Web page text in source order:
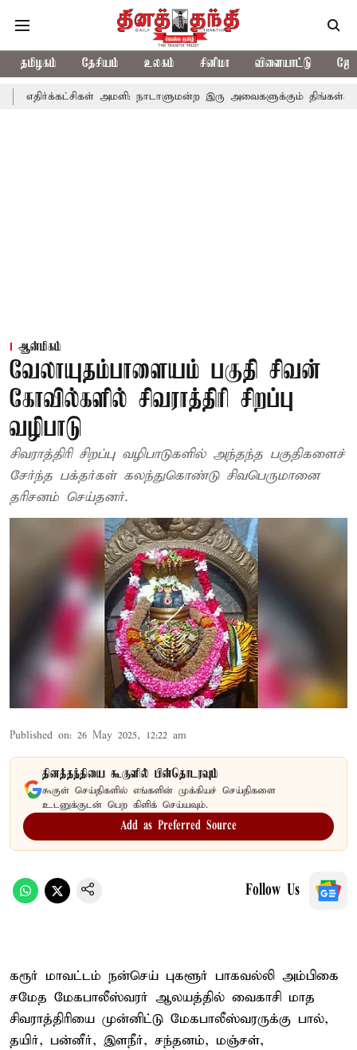
தமிழகம் தேசியம் உலகம் சினிமா விளையாட்டு
அமளி: நாடாளுமன்ற இரு அவைகளுக்கும் திங்கள்கிழமை வரை
ஆன்மிகம்
வேலாயுதம்பாளையம் பகுதி சிவன்
கோவில்களில் சிவராத்திரி சிறப்பு
வழிபாடு
சிவராத்திரி சிறப்பு வழிபாடுகளில் அந்தந்த பகுதிகளைச்
சேர்ந்த பக்தர்கள் கலந்துகொண்டு சிவபெருமானை
தரிசனம் செய்தனர்.
Published on: 26 May 2025, 12:22 am
தினத்தந்தியை கூகுளில் பின்தொடரவும்
கூகுள் செய்திகளில் எங்களின் முக்கியச் செய்திகளை
உடனுக்குடன் பெற கிளிக் செய்யவும்.
Add as Preferred Source
Follow Us
கரூர் மாவட்டம் நன்செய் புகளூர் பாகவல்லி அம்பிகை
சமேத மேகபாலீஸ்வரர் ஆலயத்தில் வைகாசி மாத
சிவராத்திரியை முன்னிட்டு மேகபாலீஸ்வரருக்கு பால்,
தயிர், பன்னீர், இளநீர், சந்தனம், மஞ்சள்,